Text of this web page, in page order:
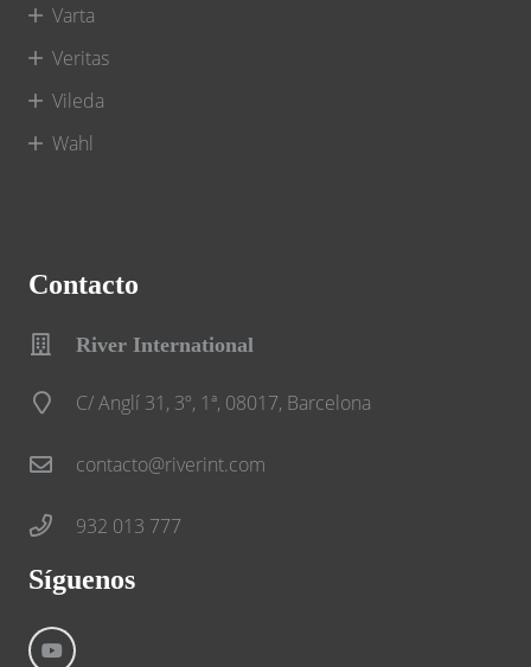
Varta
Veritas
Vileda
Wahl
Contacto
River International
C/ Anglí 31, 3º, 1ª, 08017, Barcelona
contacto@riverint.com
932 013 777
Síguenos